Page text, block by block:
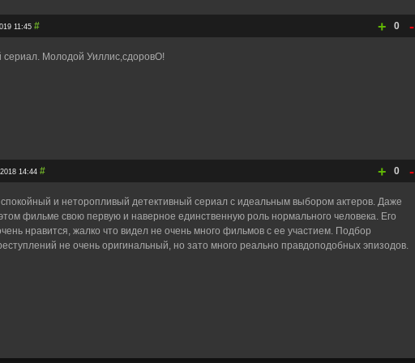
+ 0 -
11:45 #
Молодой Уиллис,сдоровО!
+ 0 -
14:44 #
и неторопливый детективный сериал с идеальным выбором актеров. Даже
фильме свою первую и наверное единственную роль нормального человека. Его
нравится, жалко что видел не очень много фильмов с ее участием. Подбор
не очень оригинальный, но зато много реально правдоподобных эпизодов.